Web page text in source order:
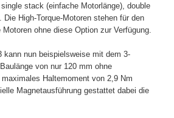
stack (einfache Motorlänge), double
High-Torque-Motoren stehen für den
ohne diese Option zur Verfügung.
kann nun beispielsweise mit dem 3-
von nur 120 mm ohne
Haltemoment von 2,9 Nm
Magnetausführung gestattet dabei die